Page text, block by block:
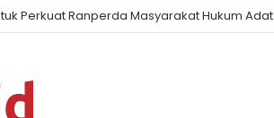
Perkuat Ranperda Masyarakat Hukum Adat